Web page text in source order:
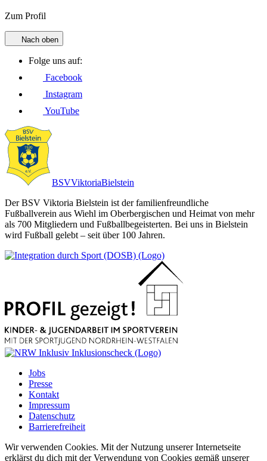
Zum Profil
Nach oben
Folge uns auf:
Facebook
Instagram
YouTube
BSVViktoriaBielstein
Der BSV Viktoria Bielstein ist der familienfreundliche
Fußballverein aus Wiehl im Oberbergischen und Heimat von mehr
als 700 Mitgliedern und Fußballbegeisterten. Bei uns in Bielstein
wird Fußball gelebt – seit über 100 Jahren.
Jobs
Presse
Kontakt
Impressum
Datenschutz
Barrierefreiheit
Wir verwenden Cookies. Mit der Nutzung unserer Internetseite
erklärst du dich mit der Verwendung von Cookies gemäß unserer